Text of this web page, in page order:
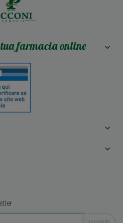
farmacia online 

